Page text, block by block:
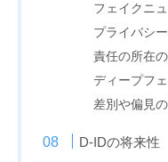
フェイクニ
プライバシ
責任の所在
ディープフ
差別や偏見
D-IDの将来性